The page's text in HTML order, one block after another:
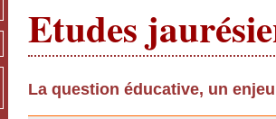
Etudes
La question éducative, un